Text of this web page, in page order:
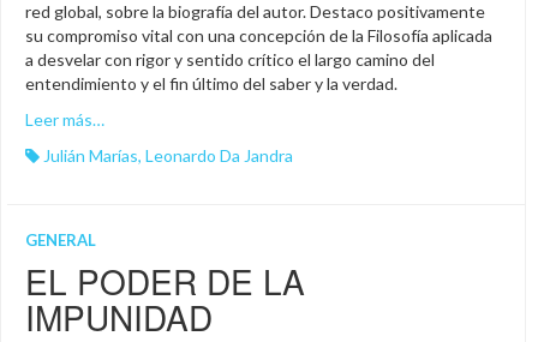
red global, sobre la biografía del autor. Destaco positivamente
su compromiso vital con una concepción de la Filosofía aplicada
a desvelar con rigor y sentido crítico el largo camino del
entendimiento y el fin último del saber y la verdad.
Leer más…
Julián Marías, Leonardo Da Jandra
GENERAL
EL PODER DE LA
IMPUNIDAD